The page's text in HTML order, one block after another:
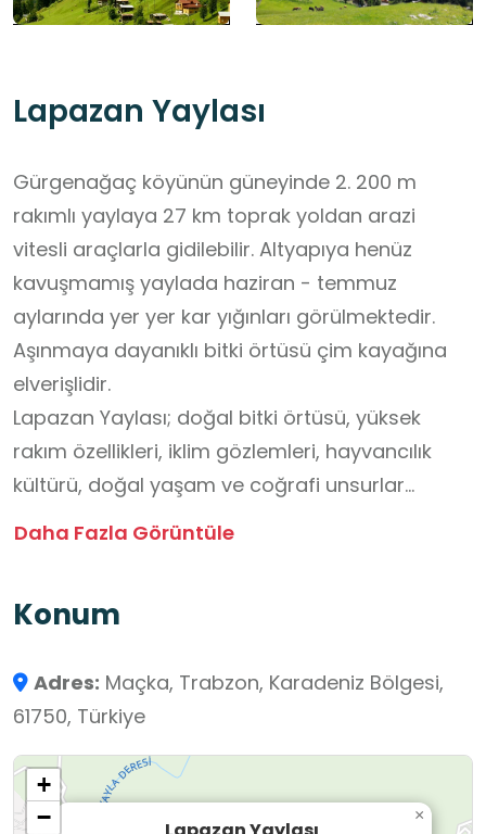
Lapazan Yaylası
Gürgenağaç köyünün güneyinde 2. 200 m
rakımlı yaylaya 27 km toprak yoldan arazi
vitesli araçlarla gidilebilir. Altyapıya henüz
kavuşmamış yaylada haziran - temmuz
aylarında yer yer kar yığınları görülmektedir.
Aşınmaya dayanıklı bitki örtüsü çim kayağına
elverişlidir.
Lapazan Yaylası; doğal bitki örtüsü, yüksek
rakım özellikleri, iklim gözlemleri, hayvancılık
kültürü, doğal yaşam ve coğrafi unsurlar
bakımından öğrenciler için zengin bir okul dışı
gözlemleri, arazi çalışmaları, harita–yön bulma
bilinci kazandırma açısından son derece
uygundur. Türkiye Yüzyılı Maarif Modeli’nde
vurgulanan gözlem yapma, araştırma, problem
çözme, öz düzenleme, doğa farkındalığı,
kültürel mirası tanıma, sorumluluk alma ve
Daha Fazla Görüntüle
Konum
Adres: Maçka, Trabzon, Karadeniz Bölgesi,
61750, Türkiye
×
+
−